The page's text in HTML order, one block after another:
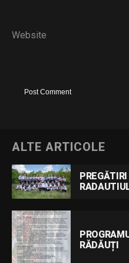
Website
ALTE ARTICOLE
RĂDĂUȚI